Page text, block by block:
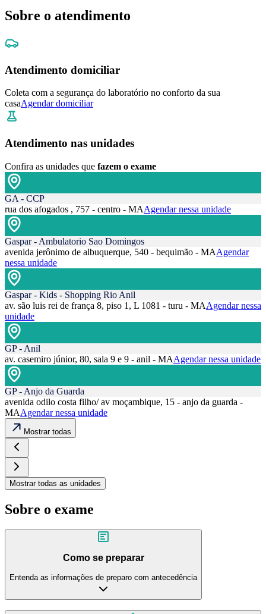
Sobre o atendimento
Atendimento domiciliar
Coleta com a segurança do laboratório no conforto da sua
casaAgendar domiciliar
Atendimento nas unidades
Confira as unidades que fazem o exame
GA - CCP
rua dos afogados , 757 - centro - MAAgendar nessa unidade
Gaspar - Ambulatorio Sao Domingos
avenida jerônimo de albuquerque, 540 - bequimão - MAAgendar
nessa unidade
Gaspar - Kids - Shopping Rio Anil
av. são luis rei de frança 8, piso 1, L 1081 - turu - MAAgendar nessa
unidade
GP - Anil
av. casemiro júnior, 80, sala 9 e 9 - anil - MAAgendar nessa unidade
GP - Anjo da Guarda
avenida odilo costa filho/ av moçambique, 15 - anjo da guarda -
MAAgendar nessa unidade
Mostrar todas
Mostrar todas as unidades
Sobre o exame
Como se preparar
Entenda as informações de preparo com antecedência